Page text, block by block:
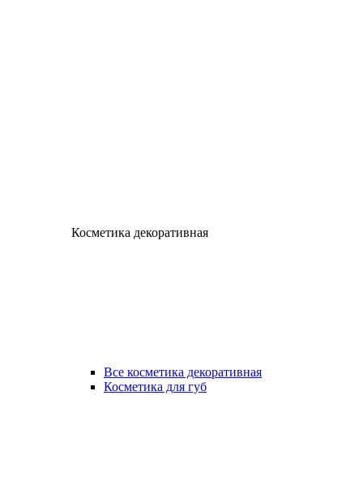
Косметика декоративная
Все косметика декоративная
Косметика для губ